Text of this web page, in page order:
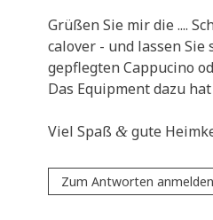
Grü­ßen Sie mir die ....
calover - und las­sen Sie
gepfleg­ten Cap­pu­ci­no
Das Equip­ment dazu hat
Viel Spaß& gute
Zum Antworten anmelden